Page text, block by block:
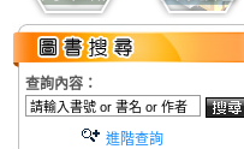
查詢內容：
進階查詢